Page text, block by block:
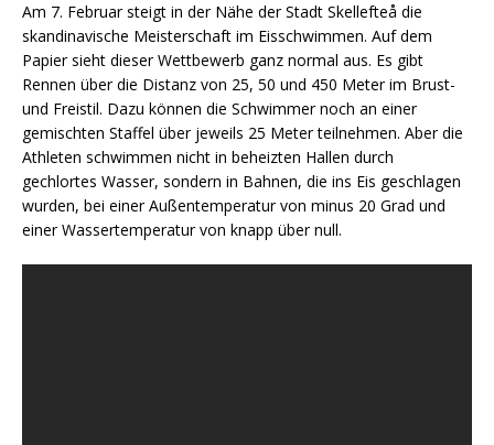
Am 7. Februar steigt in der Nähe der Stadt Skellefteå die
skandinavische Meisterschaft im Eisschwimmen. Auf dem
Papier sieht dieser Wettbewerb ganz normal aus. Es gibt
Rennen über die Distanz von 25, 50 und 450 Meter im Brust-
und Freistil. Dazu können die Schwimmer noch an einer
gemischten Staffel über jeweils 25 Meter teilnehmen. Aber die
Athleten schwimmen nicht in beheizten Hallen durch
gechlortes Wasser, sondern in Bahnen, die ins Eis geschlagen
wurden, bei einer Außentemperatur von minus 20 Grad und
einer Wassertemperatur von knapp über null.